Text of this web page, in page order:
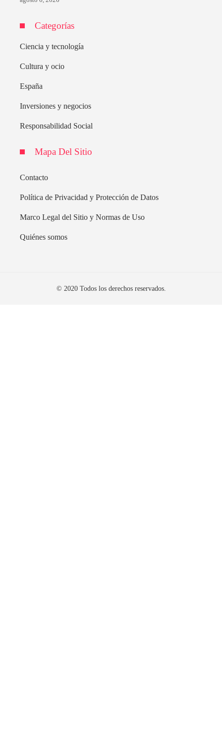
Categorías
Ciencia y tecnología
Cultura y ocio
España
Inversiones y negocios
Responsabilidad Social
Mapa Del Sitio
Contacto
Política de Privacidad y Protección de Datos
Marco Legal del Sitio y Normas de Uso
Quiénes somos
© 2020 Todos los derechos reservados.